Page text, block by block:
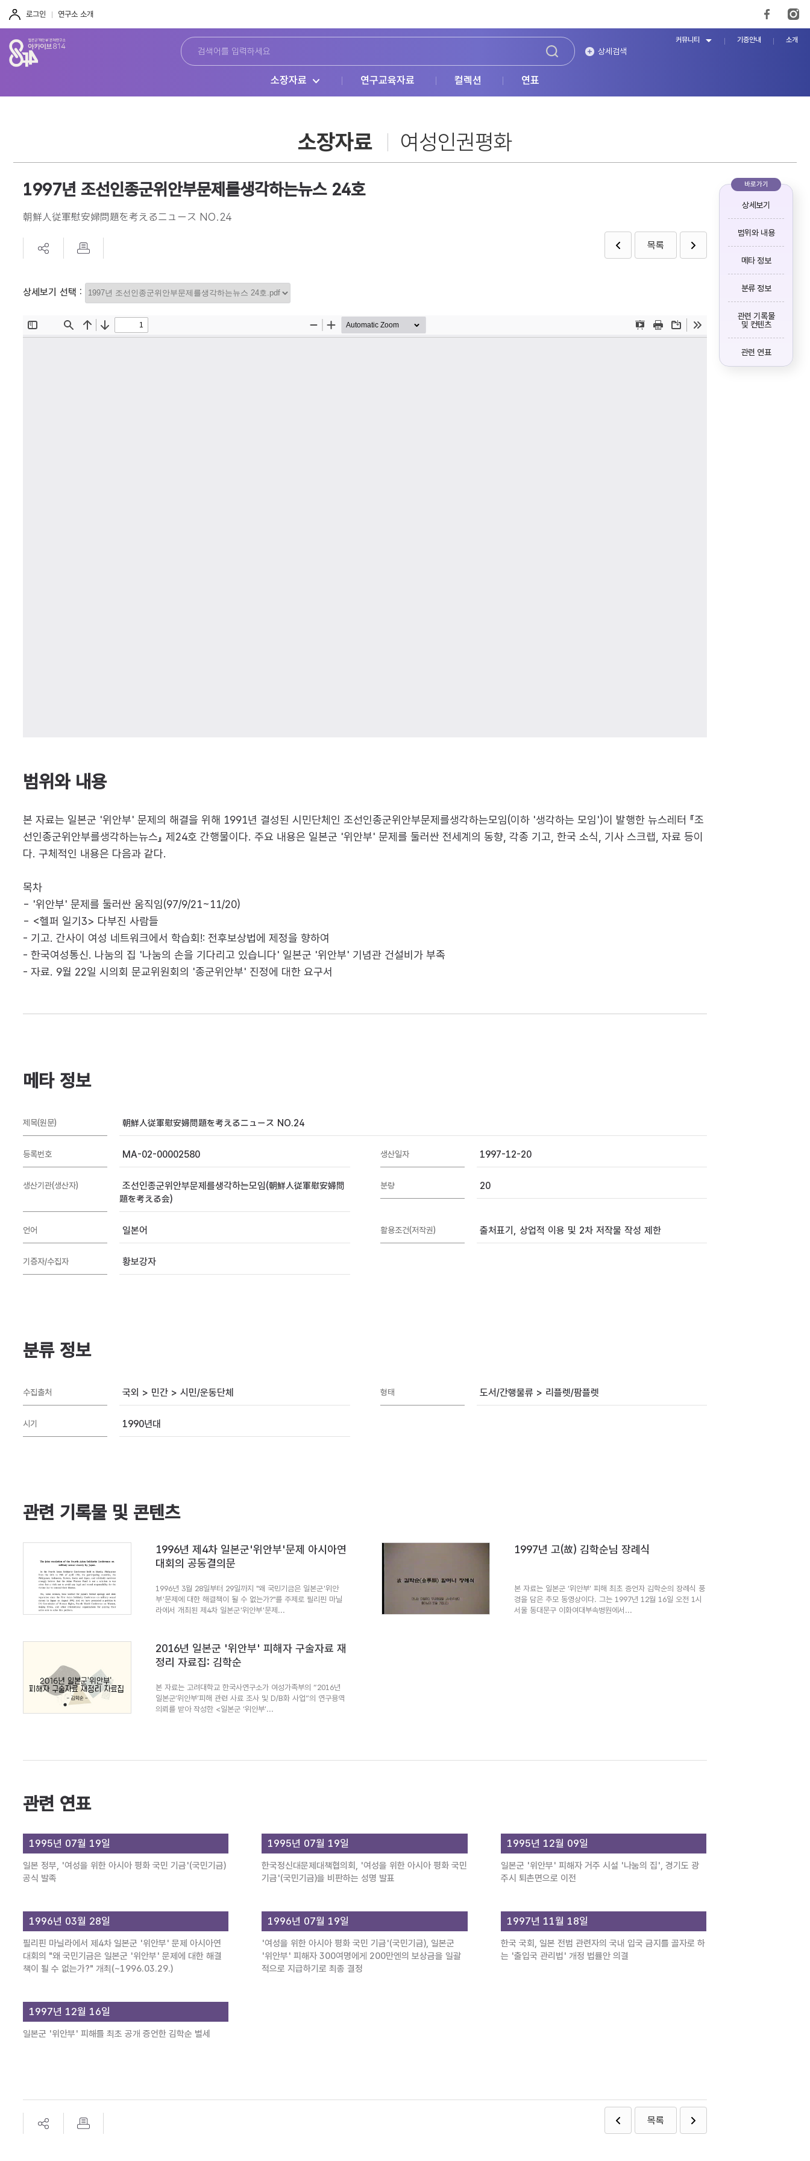
로그인 연구소 소개
상세검색
소장자료 연구교육자료 컬렉션 연표
커뮤니티 기증안내 소개
소장자료 여성인권평화
1997년 조선인종군위안부문제를생각하는뉴스 24호
朝鮮人従軍慰安婦問題を考えるニュース NO.24
목록
상세보기 선택 :
범위와 내용
본 자료는 일본군 '위안부' 문제의 해결을 위해 1991년 결성된 시민단체인 조선인종군위안부문제를생각하는모임(이하 '생각하는 모임')이 발행한 뉴스레터 『조
선인종군위안부를생각하는뉴스』 제24호 간행물이다. 주요 내용은 일본군 '위안부' 문제를 둘러싼 전세계의 동향, 각종 기고, 한국 소식, 기사 스크랩, 자료 등이
다. 구체적인 내용은 다음과 같다.
목차
- '위안부' 문제를 둘러싼 움직임(97/9/21~11/20)
- <헬퍼 일기3> 다부진 사람들
- 기고. 간사이 여성 네트워크에서 학습회!: 전후보상법에 제정을 향하여
- 한국여성통신. 나눔의 집 '나눔의 손을 기다리고 있습니다' 일본군 '위안부' 기념관 건설비가 부족
- 자료. 9월 22일 시의회 문교위원회의 '종군위안부' 진정에 대한 요구서
메타 정보
제목(원문) 朝鮮人従軍慰安婦問題を考えるニュース NO.24
등록번호 MA-02-00002580 생산일자 1997-12-20
생산기관(생산자)
조선인종군위안부문제를생각하는모임(朝鮮人従軍慰安婦問
題を考える会)
분량 20
언어 일본어 활용조건(저작권) 출처표기, 상업적 이용 및 2차 저작물 작성 제한
기증자/수집자 황보강자
분류 정보
수집출처 국외 > 민간 > 시민/운동단체 형태 도서/간행물류 > 리플렛/팜플렛
시기 1990년대
관련 기록물 및 콘텐츠
1996년 제4차 일본군'위안부'문제 아시아연
대회의 공동결의문
1996년 3월 28일부터 29일까지 "왜 국민기금은 일본군'위안
부'문제에 대한 해결책이 될 수 없는가?"를 주제로 필리핀 마닐
라에서 개최된 제4차 일본군'위안부'문제...
1997년 고(故) 김학순님 장례식
본 자료는 일본군 ‘위안부’ 피해 최초 증언자 김학순의 장례식 풍
경을 담은 추모 동영상이다. 그는 1997년 12월 16일 오전 1시
서울 동대문구 이화여대부속병원에서...
2016년 일본군 '위안부' 피해자 구술자료 재
정리 자료집: 김학순
본 자료는 고려대학교 한국사연구소가 여성가족부의 “2016년
일본군’위안부’피해 관련 사료 조사 및 D/B화 사업”의 연구용역
의뢰를 받아 작성한 <일본군 ‘위안부’...
관련 연표
1995년 07월 19일
일본 정부, '여성을 위한 아시아 평화 국민 기금'(국민기금)
공식 발족
1995년 07월 19일
한국정신대문제대책협의회, '여성을 위한 아시아 평화 국민
기금'(국민기금)을 비판하는 성명 발표
1995년 12월 09일
일본군 '위안부' 피해자 거주 시설 '나눔의 집', 경기도 광
주시 퇴촌면으로 이전
1996년 03월 28일
필리핀 마닐라에서 제4차 일본군 '위안부' 문제 아시아연
대회의 "왜 국민기금은 일본군 '위안부' 문제에 대한 해결
책이 될 수 없는가?" 개최(~1996.03.29.)
1996년 07월 19일
'여성을 위한 아시아 평화 국민 기금'(국민기금), 일본군
'위안부' 피해자 300여명에게 200만엔의 보상금을 일괄
적으로 지급하기로 최종 결정
1997년 11월 18일
한국 국회, 일본 전범 관련자의 국내 입국 금지를 골자로 하
는 '출입국 관리법' 개정 법률안 의결
1997년 12월 16일
일본군 '위안부' 피해를 최초 공개 증언한 김학순 별세
목록
바로가기
상세보기
범위와 내용
메타 정보
분류 정보
관련 기록물
및 컨텐츠
관련 연표